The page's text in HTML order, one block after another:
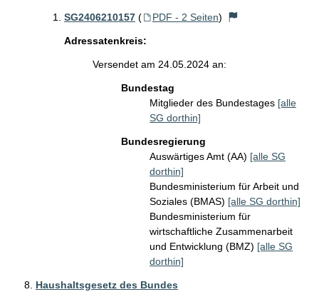
SG2406210157 ( PDF - 2 Seiten)
Adressatenkreis:
Versendet am 24.05.2024 an:
Bundestag
Mitglieder des Bundestages [alle
SG dorthin]
Bundesregierung
Auswärtiges Amt (AA) [alle SG
dorthin]
Bundesministerium für Arbeit und
Soziales (BMAS) [alle SG dorthin]
Bundesministerium für
wirtschaftliche Zusammenarbeit
und Entwicklung (BMZ) [alle SG
dorthin]
Haushaltsgesetz des Bundes